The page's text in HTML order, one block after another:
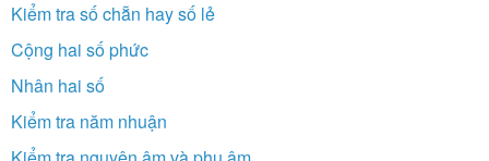
Kiểm tra số chẵn hay số lẻ
Cộng hai số phức
Nhân hai số
Kiểm tra năm nhuận